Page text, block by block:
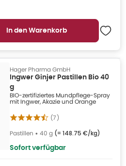
In den Warenkorb
Hager Pharma GmbH
Ingwer Ginjer Pastillen Bio 40
g
BIO-zertifiziertes Mundpflege-Spray
mit Ingwer, Akazie und Orange
(7)
Pastillen • 40 g (= 148.75 €/kg)
Sofort verfügbar